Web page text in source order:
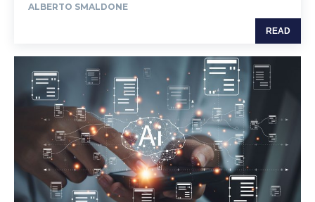
ALBERTO SMALDONE
READ